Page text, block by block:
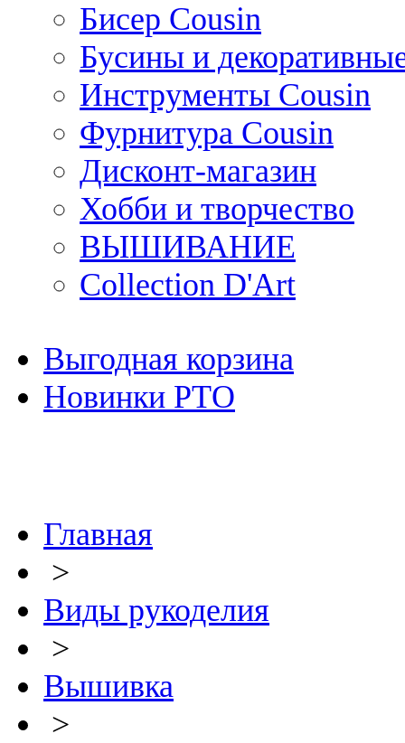
Бисер Cousin
Бусины и
Инструменты Cousin
Фурнитура Cousin
Дисконт-магазин
Хобби и творчество
ВЫШИВАНИЕ
Collection D'Art
Выгодная корзина
Новинки РТО
Главная
>
Виды рукоделия
>
Вышивка
>